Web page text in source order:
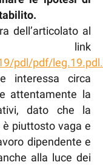
dell’articolato al
link
pdl/pdf/
interessa circa
attentamente la
dato che la
piuttosto vaga e
dipendente e
alla luce dei